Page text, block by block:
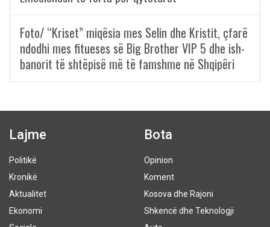
Foto/ “Kriset” miqësia mes Selin dhe Kristit, çfarë
ndodhi mes fitueses së Big Brother VIP 5 dhe ish-
banorit të shtëpisë më të famshme në Shqipëri
Lajme
Politikë
Kronikë
Aktualitet
Ekonomi
Bota
Opinion
Koment
Kosova dhe Rajoni
Shkencë dhe Teknologji